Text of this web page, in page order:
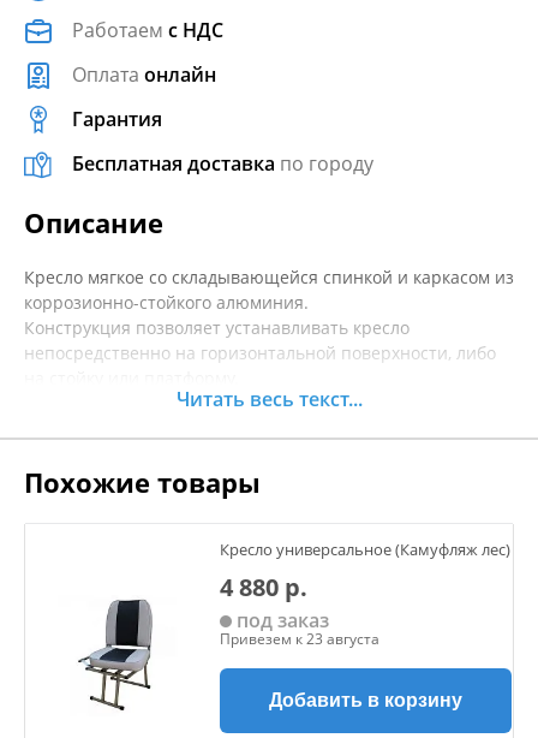
Работаем с НДС
Оплата онлайн
Гарантия
Бесплатная доставка по городу
Описание
Кресло мягкое со складывающейся спинкой и каркасом из
коррозионно-стойкого алюминия.
Конструкция позволяет устанавливать кресло
непосредственно на горизонтальной поверхности, либо
Крепежные болты поставляются в комплекте с креслом.
высококачественного винила, приспособленного к
использованию в морских условиях.
Совместимо с платформами: SK75301, SK75321, SK75316
Совместимо со стойками: SK75302, SK75303, SK75305,
Материал корпуса: коррозионно-стойкий алюминий
Материал накладок: морской винил, мелкопористый
поролон
Габариты, мм: 419*394*603
Цвет: угольный/синий/белый
Читать весь текст...
Похожие товары
Кресло универсальное (Камуфляж лес)
4 880 р.
под заказ
Привезем к 23 августа
Добавить в корзину